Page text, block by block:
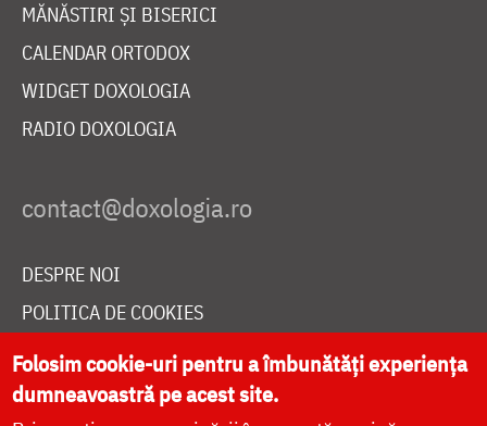
MĂNĂSTIRI ȘI BISERICI
CALENDAR ORTODOX
WIDGET DOXOLOGIA
RADIO DOXOLOGIA
DESPRE NOI
POLITICA DE COOKIES
DONEAZĂ ONLINE PENTRU CATEDRALA NAȚIONALĂ
Folosim cookie-uri pentru a îmbunătăți experiența
dumneavoastră pe acest site.